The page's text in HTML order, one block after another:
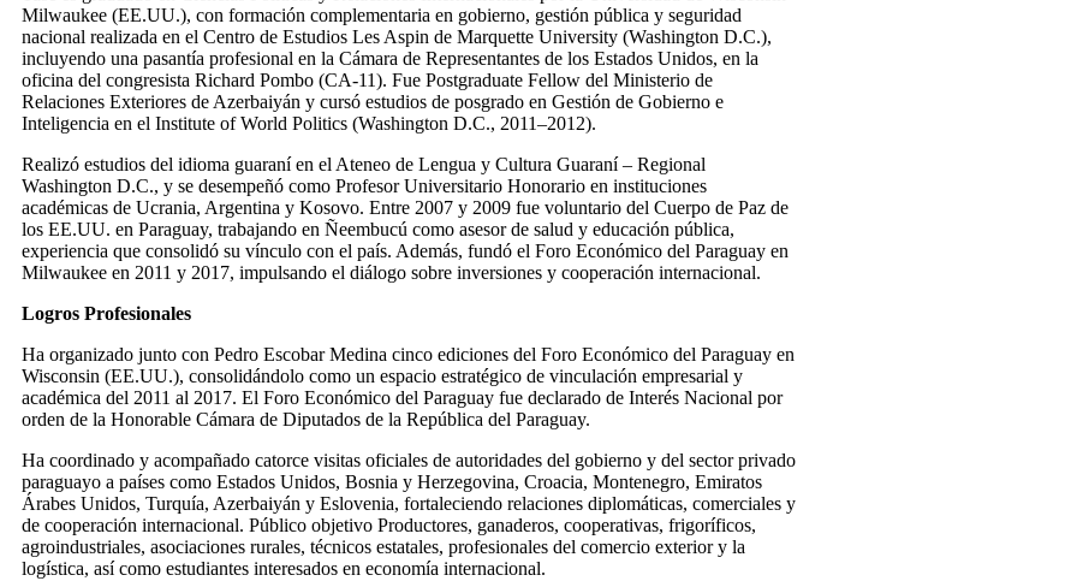
Milwaukee (EE.UU.), con formación complementaria en gobierno, gestión pública y seguridad
nacional realizada en el Centro de Estudios Les Aspin de Marquette University (Washington D.C.),
incluyendo una pasantía profesional en la Cámara de Representantes de los Estados Unidos, en la
oficina del congresista Richard Pombo (CA-11). Fue Postgraduate Fellow del Ministerio de
Relaciones Exteriores de Azerbaiyán y cursó estudios de posgrado en Gestión de Gobierno e
Inteligencia en el Institute of World Politics (Washington D.C., 2011–2012).
Realizó estudios del idioma guaraní en el Ateneo de Lengua y Cultura Guaraní – Regional
Washington D.C., y se desempeñó como Profesor Universitario Honorario en instituciones
académicas de Ucrania, Argentina y Kosovo. Entre 2007 y 2009 fue voluntario del Cuerpo de Paz de
los EE.UU. en Paraguay, trabajando en Ñeembucú como asesor de salud y educación pública,
experiencia que consolidó su vínculo con el país. Además, fundó el Foro Económico del Paraguay en
Milwaukee en 2011 y 2017, impulsando el diálogo sobre inversiones y cooperación internacional.
Logros Profesionales
Ha organizado junto con Pedro Escobar Medina cinco ediciones del Foro Económico del Paraguay en
Wisconsin (EE.UU.), consolidándolo como un espacio estratégico de vinculación empresarial y
académica del 2011 al 2017. El Foro Económico del Paraguay fue declarado de Interés Nacional por
orden de la Honorable Cámara de Diputados de la República del Paraguay.
Ha coordinado y acompañado catorce visitas oficiales de autoridades del gobierno y del sector privado
paraguayo a países como Estados Unidos, Bosnia y Herzegovina, Croacia, Montenegro, Emiratos
Árabes Unidos, Turquía, Azerbaiyán y Eslovenia, fortaleciendo relaciones diplomáticas, comerciales y
de cooperación internacional. Público objetivo Productores, ganaderos, cooperativas, frigoríficos,
agroindustriales, asociaciones rurales, técnicos estatales, profesionales del comercio exterior y la
logística, así como estudiantes interesados en economía internacional.